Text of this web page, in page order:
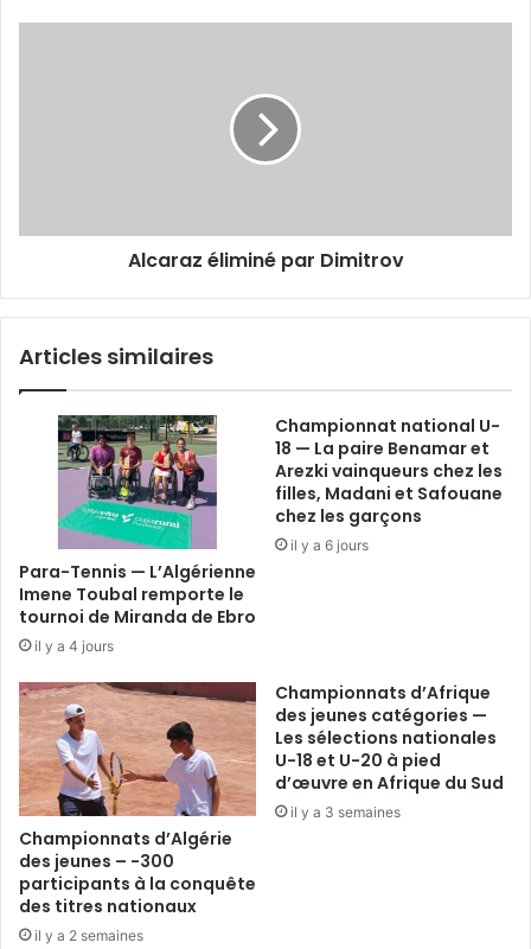
Alcaraz éliminé par Dimitrov
Articles similaires
Para-Tennis — L’Algérienne
Imene Toubal remporte le
tournoi de Miranda de Ebro
il y a 4 jours
Championnat national U-
18 — La paire Benamar et
Arezki vainqueurs chez les
filles, Madani et Safouane
chez les garçons
il y a 6 jours
Championnats d’Algérie
des jeunes – -300
participants à la conquête
des titres nationaux
il y a 2 semaines
Championnats d’Afrique
des jeunes catégories —
Les sélections nationales
U-18 et U-20 à pied
d’œuvre en Afrique du Sud
il y a 3 semaines